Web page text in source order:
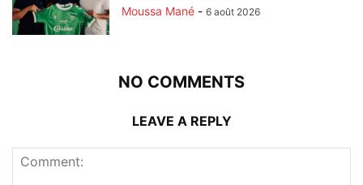
Moussa Mané - 6 août 2026
NO COMMENTS
LEAVE A REPLY